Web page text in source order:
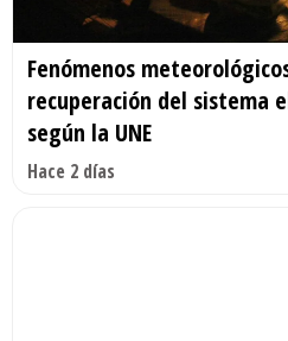
Fenómenos
recuperación del sistema
según la UNE
Hace 2 días